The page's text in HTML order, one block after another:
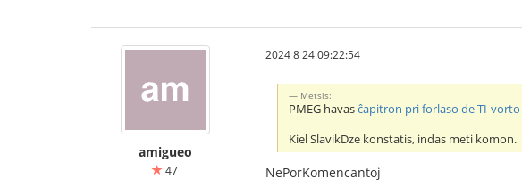
amigueo
47
2024 8 24 09:22:54
Metsis:
PMEG havasĉapitron pri forlaso de TI-vorto
Kiel SlavikDze konstatis, indas meti komon.
NePorKomencantoj